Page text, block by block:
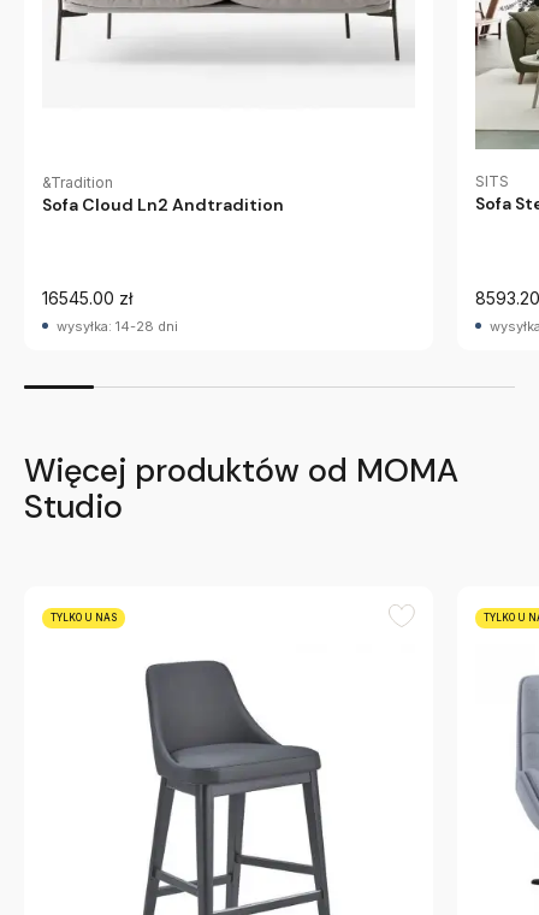
&Tradition
Sofa Cloud Ln2 Andtradition
16545.00 zł
wysyłka: 14-28 dni
SITS
Sofa
Więcej produktów od MOMA
Studio
TYLKO U NAS TYLKO U